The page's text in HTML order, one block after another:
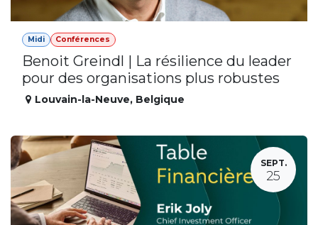
Midi Conférences
Benoit Greindl | La résilience du leader
pour des organisations plus robustes
Louvain-la-Neuve, Belgique
SEPT.
25